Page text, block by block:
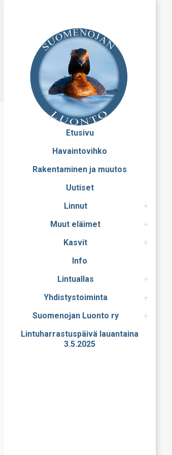
Etusivu
Havaintovihko
Rakentaminen ja muutos
Uutiset
Linnut
Muut eläimet
Kasvit
Info
Lintuallas
Yhdistystoiminta
Suomenojan Luonto ry
Lintuharrastuspäivä lauantaina
3.5.2025